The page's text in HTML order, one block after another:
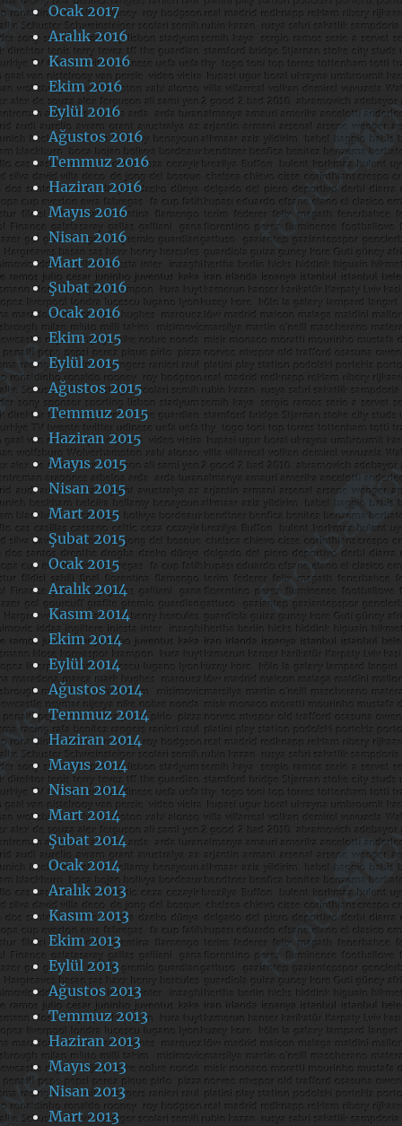
Ocak 2017
Aralık 2016
Kasım 2016
Ekim 2016
Eylül 2016
Ağustos 2016
Temmuz 2016
Haziran 2016
Mayıs 2016
Nisan 2016
Mart 2016
Şubat 2016
Ocak 2016
Ekim 2015
Eylül 2015
Ağustos 2015
Temmuz 2015
Haziran 2015
Mayıs 2015
Nisan 2015
Mart 2015
Şubat 2015
Ocak 2015
Aralık 2014
Kasım 2014
Ekim 2014
Eylül 2014
Ağustos 2014
Temmuz 2014
Haziran 2014
Mayıs 2014
Nisan 2014
Mart 2014
Şubat 2014
Ocak 2014
Aralık 2013
Kasım 2013
Ekim 2013
Eylül 2013
Ağustos 2013
Temmuz 2013
Haziran 2013
Mayıs 2013
Nisan 2013
Mart 2013